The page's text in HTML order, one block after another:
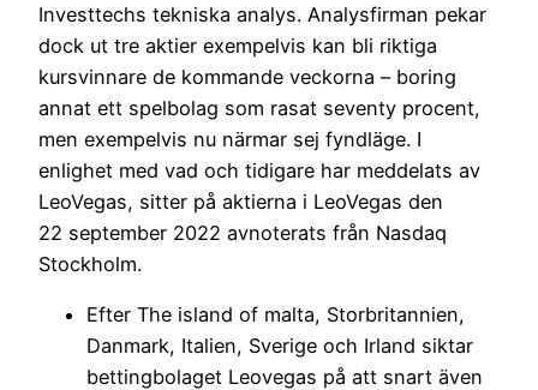
Investtechs tekniska analys. Analysfirman pekar
dock ut tre aktier exempelvis kan bli riktiga
kursvinnare de kommande veckorna – boring
annat ett spelbolag som rasat seventy procent,
men exempelvis nu närmar sej fyndläge. I
enlighet med vad och tidigare har meddelats av
LeoVegas, sitter på aktierna i LeoVegas den
22 september 2022 avnoterats från Nasdaq
Stockholm.
Efter The island of malta, Storbritannien,
Danmark, Italien, Sverige och Irland siktar
bettingbolaget Leovegas på att snart även